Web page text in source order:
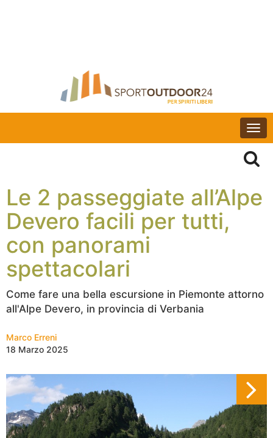
Le 2 passeggiate all’Alpe
Devero facili per tutti,
con panorami
spettacolari
Come fare una bella escursione in Piemonte attorno
all'Alpe Devero, in provincia di Verbania
Marco Erreni
18 Marzo 2025